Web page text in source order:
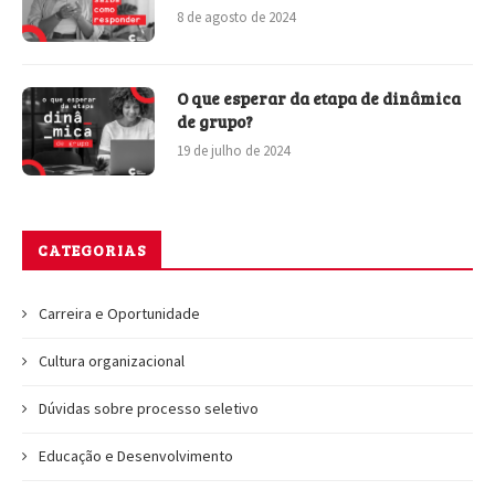
8 de agosto de 2024
O que esperar da etapa de dinâmica
de grupo?
19 de julho de 2024
CATEGORIAS
Carreira e Oportunidade
Cultura organizacional
Dúvidas sobre processo seletivo
Educação e Desenvolvimento